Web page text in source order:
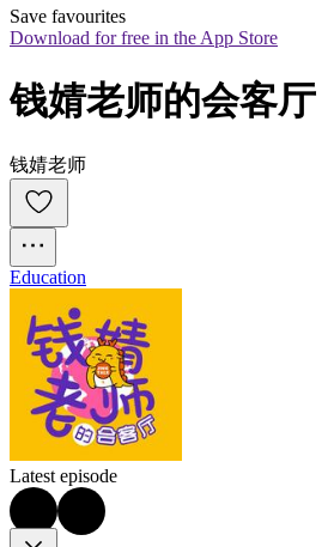
Save favourites
Download for free in the App Store
钱婧老师的会客厅
钱婧老师
Education
Latest episode